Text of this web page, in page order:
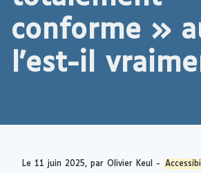
conforme »
l'est-il
Le 11 juin 2025, par Olivier Keul -